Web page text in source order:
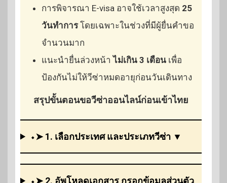
การพิจารณา E-visa อาจใช้เวลาสูงสุด 25
วันทำการโดยเฉพาะในช่วงที่มีผู้ยื่นคำขอ
จำนวนมาก
แนะนำยื่นล่วงหน้าไม่เกิน 3 เดือน เพื่อ
ป้องกันไม่ให้วีซ่าหมดอายุก่อนวันเดินทาง
สรุปขั้นตอนขอวีซ่าออนไลน์ก่อนเข้าไทย
⬩➤ 1. เลือกประเทศ และประเภทวีซ่า ▼
⬩➤ 2. อัพโหลดเอกสาร กรอกข้อมูลส่วนตัว